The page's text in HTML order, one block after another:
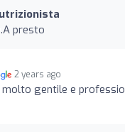
presto
2 years ago
molto gentile e